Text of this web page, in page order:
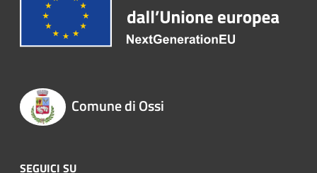
Comune di Ossi
SEGUICI SU